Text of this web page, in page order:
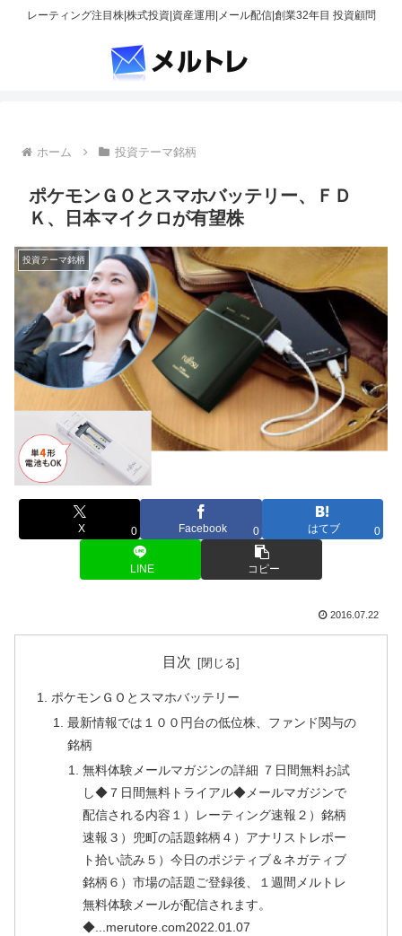
レーティング注目株|株式投資|資産運用|メール配信|創業32年目 投資顧問
ホーム 投資テーマ銘柄
ポケモンＧＯとスマホバッテリー、ＦＤ
Ｋ、日本マイクロが有望株
投資テーマ銘柄
X 0 Facebook 0 はてブ 0
LINE コピー
2016.07.22
目次
ポケモンＧＯとスマホバッテリー
最新情報では１００円台の低位株、ファンド関与の
銘柄
無料体験メールマガジンの詳細 ７日間無料お試
し◆７日間無料トライアル◆メールマガジンで
配信される内容１）レーティング速報２）銘柄
速報３）兜町の話題銘柄４）アナリストレポー
ト拾い読み５）今日のポジティブ＆ネガティブ
銘柄６）市場の話題ご登録後、１週間メルトレ
無料体験メールが配信されます。
◆...merutore.com2022.01.07